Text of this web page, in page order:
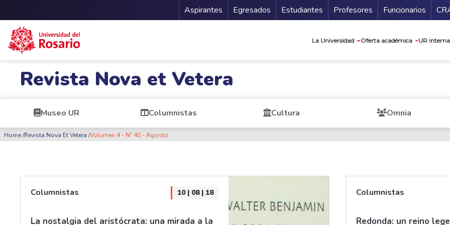
Menu Secundario
Aspirantes Egresados Estudiantes Profesores Funcionarios
La Universidad Oferta académica UR
Revista Nova et Vetera
Museo UR Columnistas Cultura Omnia
Ruta de navegación
Home Revista Nova Et Vetera Volumen 4 - Nº 40 - Agosto
Columnistas 10 | 08 | 18
La nostalgia del aristócrata: una mirada a la
Columnistas
Redonda: un reino